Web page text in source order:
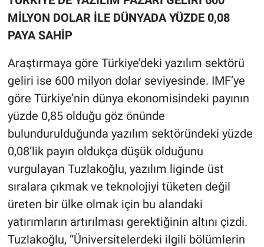
MİLYON DOLAR İLE DÜNYADA YÜZDE 0,08
PAYA SAHİP
Araştırmaya göre Türkiye’deki yazılım sektörü
geliri ise 600 milyon dolar seviyesinde. IMF’ye
göre Türkiye’nin dünya ekonomisindeki payının
yüzde 0,85 olduğu göz önünde
bulundurulduğunda yazılım sektöründeki yüzde
0,08’lik payın oldukça düşük olduğunu
vurgulayan Tuzlakoğlu, yazılım liginde üst
sıralara çıkmak ve teknolojiyi tüketen değil
üreten bir ülke olmak için bu alandaki
yatırımların artırılması gerektiğinin altını çizdi.
Tuzlakoğlu, “Üniversitelerdeki ilgili bölümlerin